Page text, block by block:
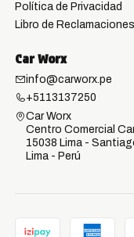
Política de Privacidad
Libro de Reclamaciones
Car Worx
info@carworx.pe
+5113137250
Car Worx
Centro Comercial
15038 Lima -
Lima - Perú